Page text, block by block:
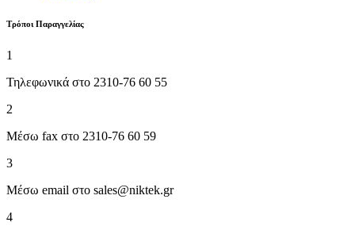
Tρόποι Παραγγελίας
1
Τηλεφωνικά στο 2310-76 60 55
2
Μέσω fax στο 2310-76 60 59
3
Μέσω email στο sales@niktek.gr
4